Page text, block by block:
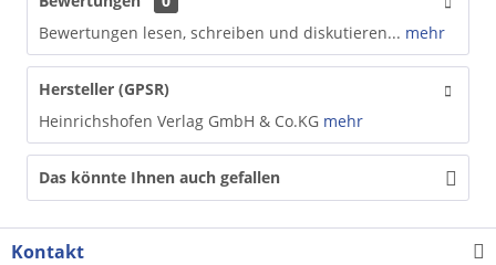
Bewertungen lesen, schreiben und diskutieren... mehr
Hersteller (GPSR)
Heinrichshofen Verlag GmbH & Co.KG mehr
Das könnte Ihnen auch gefallen
Kontakt